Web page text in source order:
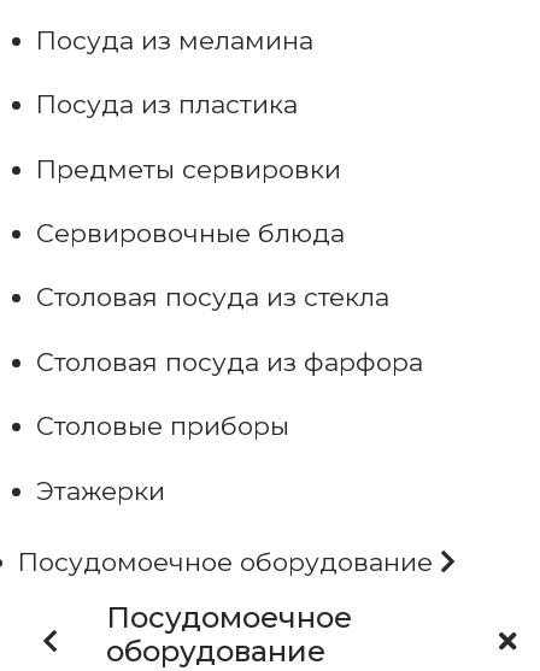
Посуда из меламина
Посуда из пластика
Предметы сервировки
Сервировочные блюда
Столовая посуда из стекла
Столовая посуда из фарфора
Столовые приборы
Этажерки
Посудомоечное оборудование
Посудомоечное
оборудование